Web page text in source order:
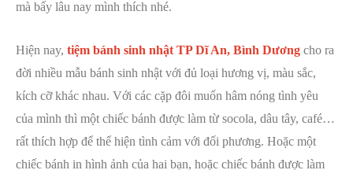
mà bấy lâu nay mình thích nhé.
Hiện nay, tiệm bánh sinh nhật TP Dĩ An, Bình Dương cho ra
đời nhiều mẫu bánh sinh nhật với đủ loại hương vị, màu sắc,
kích cỡ khác nhau. Với các cặp đôi muốn hâm nóng tình yêu
của mình thì một chiếc bánh được làm từ socola, dâu tây, café…
rất thích hợp để thể hiện tình cảm với đối phương. Hoặc một
chiếc bánh in hình ảnh của hai bạn, hoặc chiếc bánh được làm